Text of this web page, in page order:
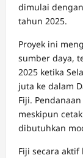
dimulai
tahun 2025.
Proyek ini
sumber daya,
2025 ketika
juta ke dalam
Fiji.
meskipun
dibutuhkan
Fiji secara